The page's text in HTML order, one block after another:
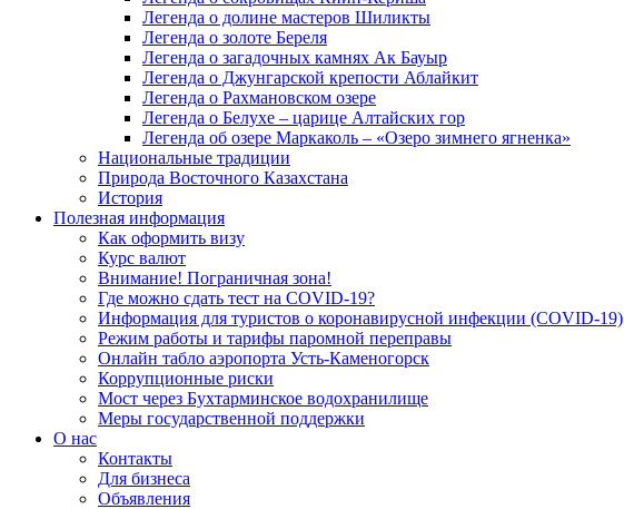
Легенда о долине мастеров Шиликты
Легенда о золоте Береля
Легенда о загадочных камнях Ак Бауыр
Легенда о Джунгарской крепости Аблайкит
Легенда о Рахмановском озере
Легенда о Белухе – царице Алтайских гор
Легенда об озере Маркаколь – «Озеро зимнего ягненка»
Национальные традиции
Природа Восточного Казахстана
История
Полезная информация
Как оформить визу
Курс валют
Внимание! Пограничная зона!
Где можно сдать тест на COVID-19?
Информация для туристов о коронавирусной инфекции (COVID-19)
Режим работы и тарифы паромной переправы
Онлайн табло аэропорта Усть-Каменогорск
Коррупционные риски
Мост через Бухтарминское водохранилище
Меры государственной поддержки
О нас
Контакты
Для бизнеса
Объявления